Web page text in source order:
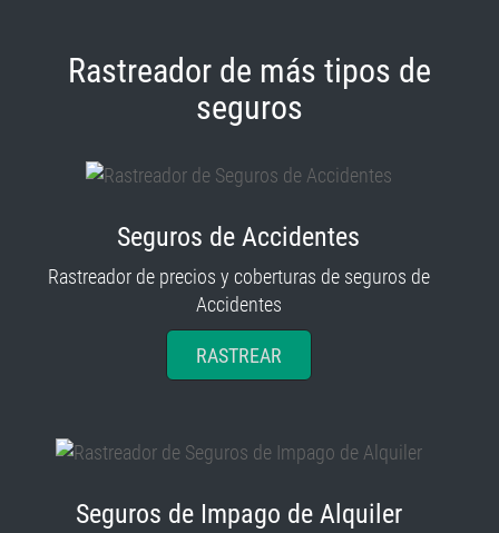
Rastreador de más tipos de
seguros
Seguros de Accidentes
Rastreador de precios y coberturas de seguros de
Accidentes
RASTREAR
Seguros de Impago de Alquiler